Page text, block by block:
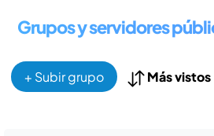
Grupos y servidores
+ Subir grupo Más vistos